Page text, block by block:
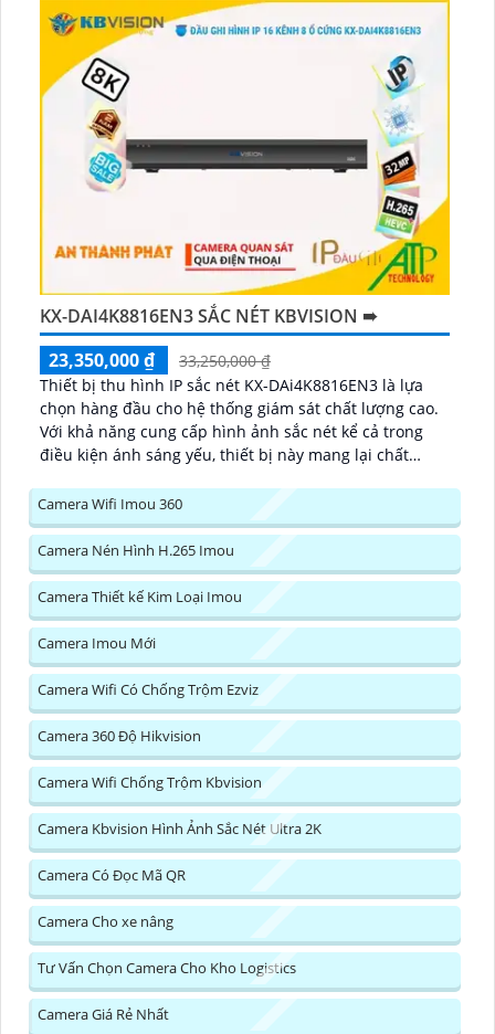
KX-DAI4K8816EN3 SẮC NÉT KBVISION ➠
23,350,000 ₫
33,250,000 ₫
Thiết bị thu hình IP sắc nét KX-DAi4K8816EN3 là lựa
chọn hàng đầu cho hệ thống giám sát chất lượng cao.
Với khả năng cung cấp hình ảnh sắc nét kể cả trong
điều kiện ánh sáng yếu, thiết bị này mang lại chất
Camera Wifi Imou 360
Camera Nén Hình H.265 Imou
Camera Thiết kế Kim Loại Imou
Camera Imou Mới
Camera Wifi Có Chống Trộm Ezviz
Camera 360 Độ Hikvision
Camera Wifi Chống Trộm Kbvision
Camera Kbvision Hình Ảnh Sắc Nét Ultra 2K
Camera Có Đọc Mã QR
Camera Cho xe nâng
Tư Vấn Chọn Camera Cho Kho Logistics
Camera Giá Rẻ Nhất